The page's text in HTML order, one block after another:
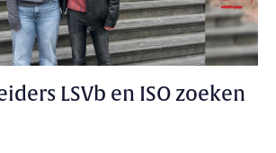
LSVb en ISO zoeken